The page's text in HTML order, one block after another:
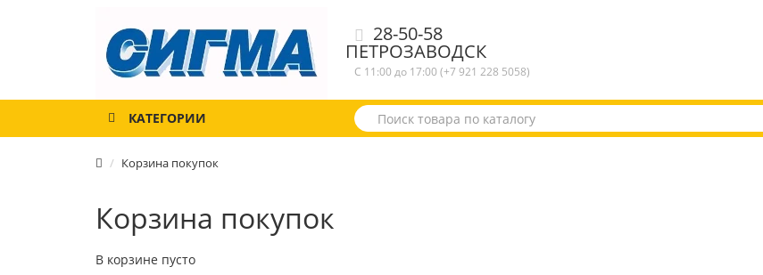
28-50-58
ПЕТРОЗАВОДСК
С 11:00 до 17:00 (+7 921 228 5058)
КАТЕГОРИИ
Корзина покупок
Корзина покупок
В корзине пусто